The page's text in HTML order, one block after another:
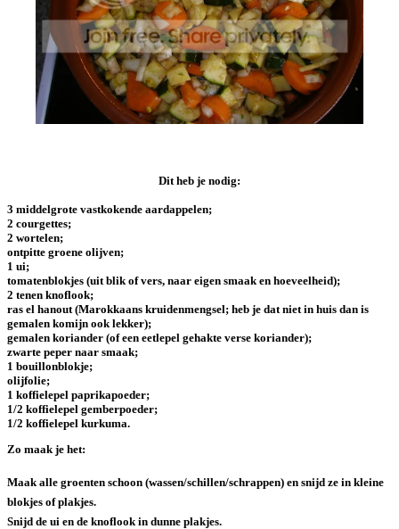
Dit heb je nodig:
3 middelgrote vastkokende aardappelen;
2 courgettes;
2 wortelen;
ontpitte groene olijven;
1 ui;
tomatenblokjes (uit blik of vers, naar eigen smaak en hoeveelheid);
2 tenen knoflook;
ras el hanout (Marokkaans kruidenmengsel; heb je dat niet in huis dan is
gemalen komijn ook lekker);
gemalen koriander (of een eetlepel gehakte verse koriander);
zwarte peper naar smaak;
1 bouillonblokje;
olijfolie;
1 koffielepel paprikapoeder;
1/2 koffielepel gemberpoeder;
1/2 koffielepel kurkuma.
Zo maak je het:
Maak alle groenten schoon (wassen/schillen/schrappen) en snijd ze in kleine
blokjes of plakjes.
Snijd de ui en de knoflook in dunne plakjes.